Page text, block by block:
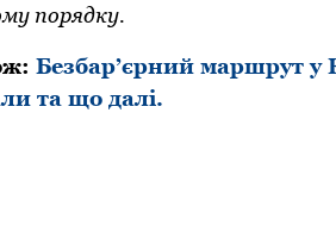
порядку.
Безбар’єрний маршрут
та що далі.